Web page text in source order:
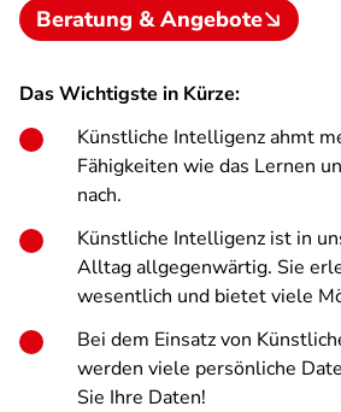
Beratung & Angebote
Das Wichtigste in Kürze:
Künstliche Intelligenz ahmt
Fähigkeiten wie das Lernen
nach.
Künstliche Intelligenz ist in
Alltag allgegenwärtig. Sie
wesentlich und bietet viele
Bei dem Einsatz von
werden viele persönliche
Sie Ihre Daten!